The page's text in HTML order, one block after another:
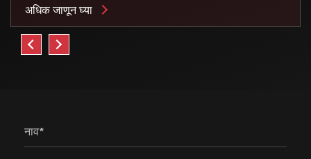
अधिक जाणून घ्या
नाव*